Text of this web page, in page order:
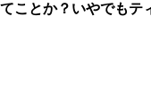
ことか？いやでも